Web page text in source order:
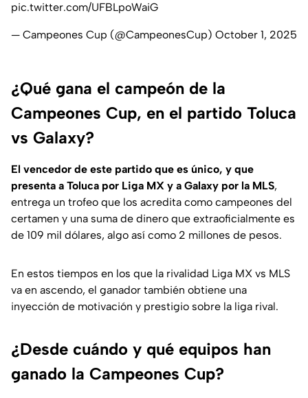
pic.twitter.com/UFBLpoWaiG
— Campeones Cup (@CampeonesCup) October 1, 2025
¿Qué gana el campeón de la
Campeones Cup, en el partido Toluca
vs Galaxy?
El vencedor de este partido que es único, y que
presenta a Toluca por Liga MX y a Galaxy por la MLS,
entrega un trofeo que los acredita como campeones del
certamen y una suma de dinero que extraoficialmente es
de 109 mil dólares, algo así como 2 millones de pesos.
En estos tiempos en los que la rivalidad Liga MX vs MLS
va en ascendo, el ganador también obtiene una
inyección de motivación y prestigio sobre la liga rival.
¿Desde cuándo y qué equipos han
ganado la Campeones Cup?